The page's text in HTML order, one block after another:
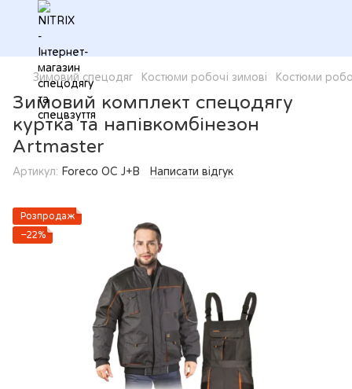
Зимовий спецодяг Костюми робочі зимові Костюми
Зимовий комплект спецодягу
куртка та напівкомбінезон
Artmaster
Артикул: Foreco OC J+В Написати відгук
Розпродаж
−22%